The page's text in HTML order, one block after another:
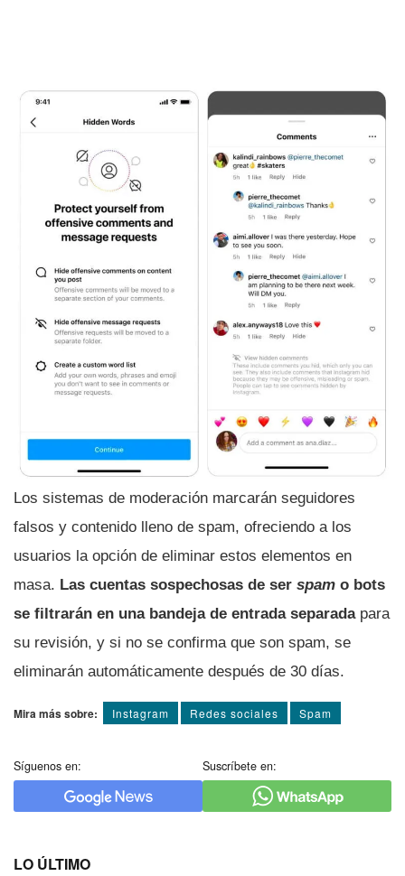
Los sistemas de moderación marcarán seguidores
falsos y contenido lleno de spam, ofreciendo a los
usuarios la opción de eliminar estos elementos en
masa. Las cuentas sospechosas de ser spam o bots
se filtrarán en una bandeja de entrada separadapara
su revisión, y si no se confirma que son spam, se
eliminarán automáticamente después de 30 días.
Mira más sobre: Instagram Redes sociales Spam
Síguenos en: Suscríbete en:
LO ÚLTIMO